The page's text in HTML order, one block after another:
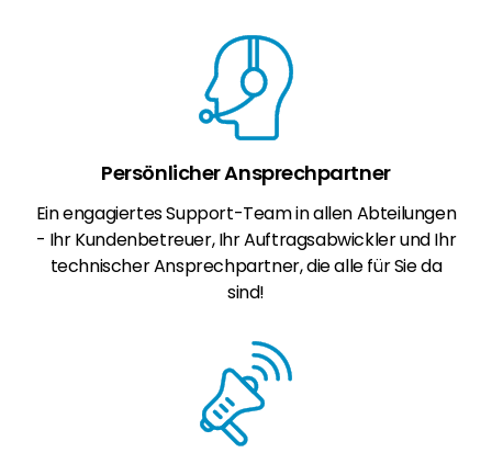
Persönlicher Ansprechpartner
Ein engagiertes Support-Team in allen Abteilungen
- Ihr Kundenbetreuer, Ihr Auftragsabwickler und Ihr
technischer Ansprechpartner, die alle für Sie da
sind!